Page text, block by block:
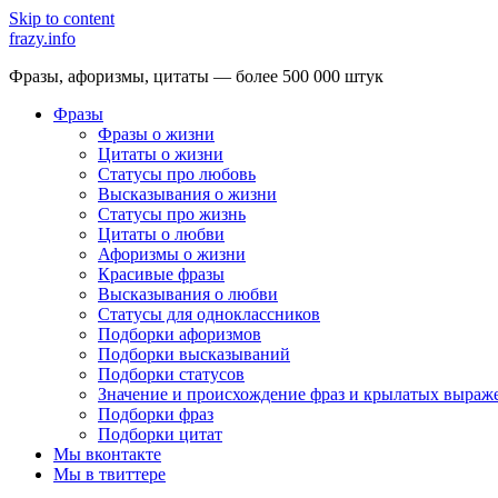
Skip to content
frazy.info
Фразы, афоризмы, цитаты — более 500 000 штук
Фразы
Фразы о жизни
Цитаты о жизни
Статусы про любовь
Высказывания о жизни
Статусы про жизнь
Цитаты о любви
Афоризмы о жизни
Красивые фразы
Высказывания о любви
Статусы для одноклассников
Подборки афоризмов
Подборки высказываний
Подборки статусов
Значение и происхождение фраз и крылатых
Подборки фраз
Подборки цитат
Мы вконтакте
Мы в твиттере